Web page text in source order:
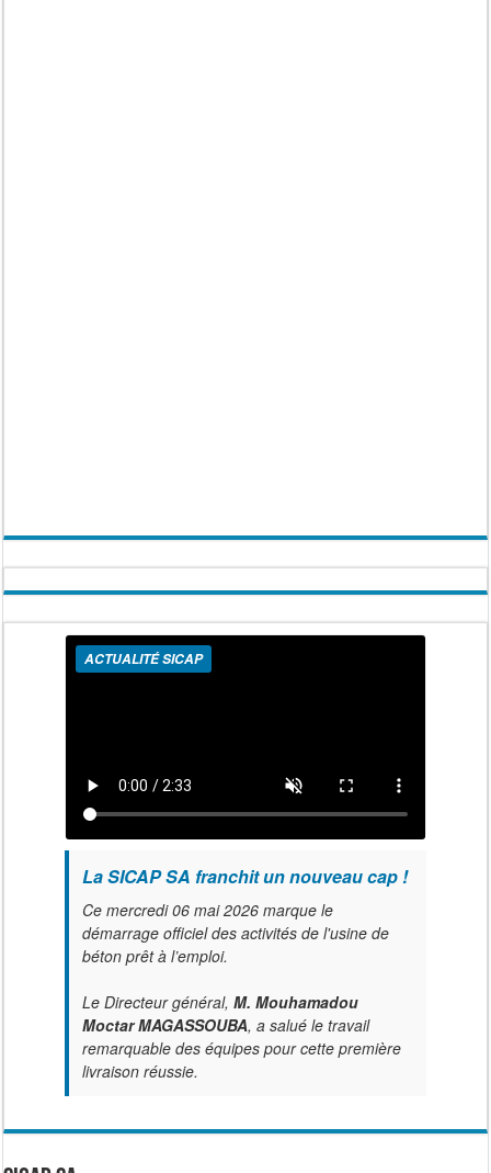
ACTUALITÉ SICAP
La SICAP SA franchit un nouveau cap !
Ce mercredi 06 mai 2026 marque le
démarrage officiel des activités de l'usine de
béton prêt à l’emploi.
Le Directeur général, M. Mouhamadou
Moctar MAGASSOUBA, a salué le travail
remarquable des équipes pour cette première
livraison réussie.